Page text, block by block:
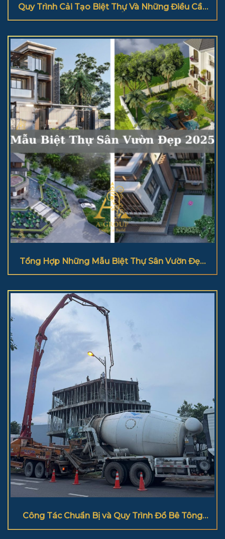
Quy Trình Cải Tạo Biệt Thự Và Những Điều Cần
Tổng Hợp Những Mẫu Biệt Thự Sân Vườn Đẹp
Công Tác Chuẩn Bị và Quy Trình Đổ Bê Tông